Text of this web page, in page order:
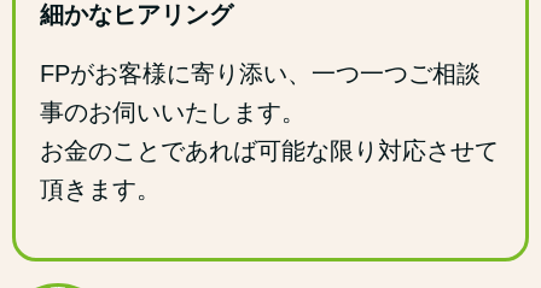
細かなヒアリング
FPがお客様に寄り添い、一つ一つご相談
事のお伺いいたします。
お金のことであれば可能な限り対応させて
頂きます。